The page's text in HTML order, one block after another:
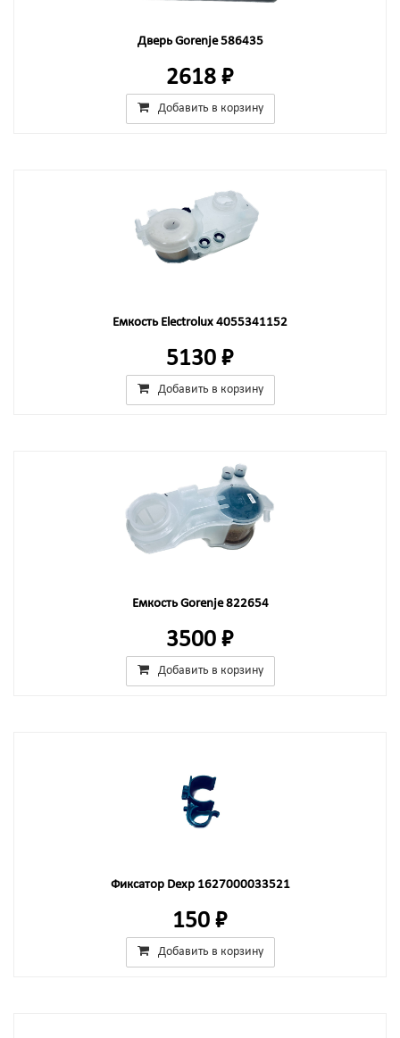
Дверь Gorenje 586435
2618 ₽
Добавить в корзину
Емкость Electrolux 4055341152
5130 ₽
Добавить в корзину
Емкость Gorenje 822654
3500 ₽
Добавить в корзину
Фиксатор Dexp 1627000033521
150 ₽
Добавить в корзину